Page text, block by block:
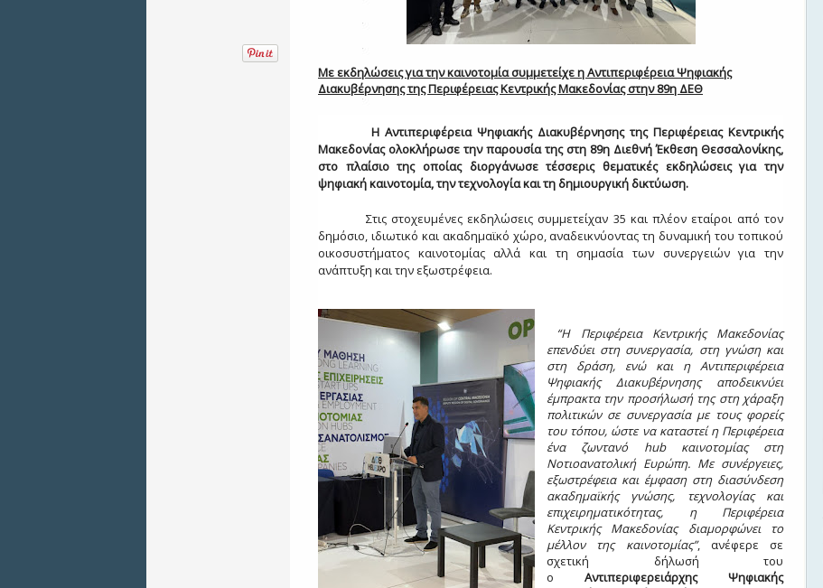
Με εκδηλώσεις για την καινοτομία συμμετείχε η Αντιπεριφέρεια Ψηφιακής
Διακυβέρνησης της Περιφέρειας Κεντρικής Μακεδονίας στην 89η ΔΕΘ
Η Αντιπεριφέρεια Ψηφιακής Διακυβέρνησης της Περιφέρειας Κεντρικής
Μακεδονίας ολοκλήρωσε την παρουσία της στη 89η Διεθνή Έκθεση Θεσσαλονίκης,
στο πλαίσιο της οποίας διοργάνωσε τέσσερις θεματικές εκδηλώσεις για την
ψηφιακή καινοτομία, την τεχνολογία και τη δημιουργική δικτύωση.
Στις στοχευμένες εκδηλώσεις συμμετείχαν 35 και πλέον εταίροι από τον
δημόσιο, ιδιωτικό και ακαδημαϊκό χώρο, αναδεικνύοντας τη δυναμική του τοπικού
οικοσυστήματος καινοτομίας αλλά και τη σημασία των συνεργειών για την
ανάπτυξη και την εξωστρέφεια.
“Η Περιφέρεια Κεντρικής Μακεδονίας
επενδύει στη συνεργασία, στη γνώση και
στη δράση, ενώ και η Αντιπεριφέρεια
Ψηφιακής Διακυβέρνησης αποδεικνύει
έμπρακτα την προσήλωσή της στη χάραξη
πολιτικών σε συνεργασία με τους φορείς
του τόπου, ώστε να καταστεί η Περιφέρεια
ένα ζωντανό hub καινοτομίας στη
Νοτιοανατολική Ευρώπη. Με συνέργειες,
εξωστρέφεια και έμφαση στη διασύνδεση
ακαδημαϊκής γνώσης, τεχνολογίας και
επιχειρηματικότητας, η Περιφέρεια
Κεντρικής Μακεδονίας διαμορφώνει το
μέλλον της καινοτομίας”, ανέφερε σε
σχετική δήλωσή του
ο Αντιπεριφερειάρχης Ψηφιακής